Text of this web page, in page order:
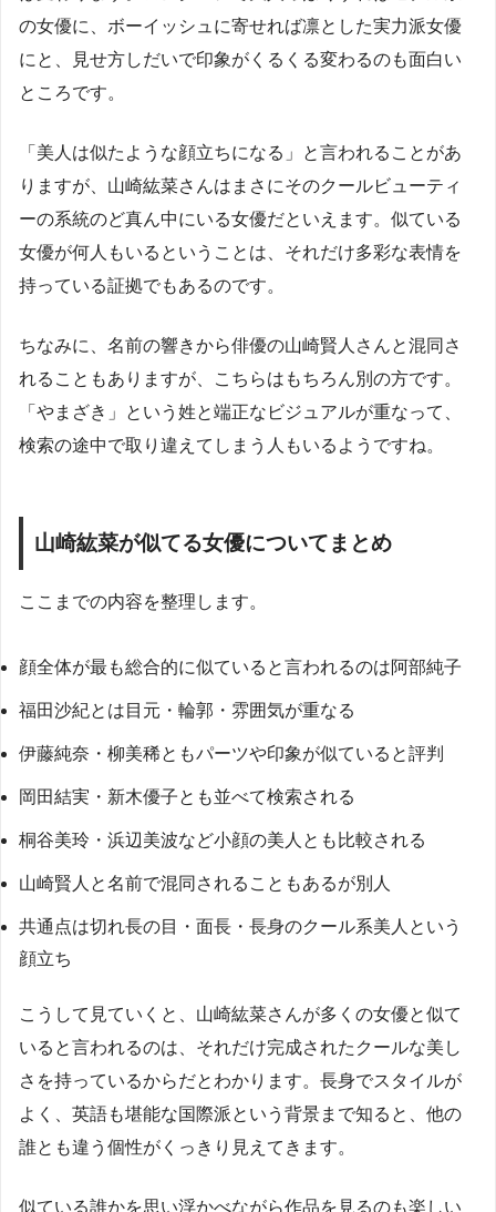
の女優に、ボーイッシュに寄せれば凛とした実力派女優
にと、見せ方しだいで印象がくるくる変わるのも面白い
ところです。
「美人は似たような顔立ちになる」と言われることがあ
りますが、山崎紘菜さんはまさにそのクールビューティ
ーの系統のど真ん中にいる女優だといえます。似ている
女優が何人もいるということは、それだけ多彩な表情を
持っている証拠でもあるのです。
ちなみに、名前の響きから俳優の山崎賢人さんと混同さ
れることもありますが、こちらはもちろん別の方です。
「やまざき」という姓と端正なビジュアルが重なって、
検索の途中で取り違えてしまう人もいるようですね。
山崎紘菜が似てる女優についてまとめ
ここまでの内容を整理します。
顔全体が最も総合的に似ていると言われるのは阿部純子
福田沙紀とは目元・輪郭・雰囲気が重なる
伊藤純奈・柳美稀ともパーツや印象が似ていると評判
岡田結実・新木優子とも並べて検索される
桐谷美玲・浜辺美波など小顔の美人とも比較される
山崎賢人と名前で混同されることもあるが別人
共通点は切れ長の目・面長・長身のクール系美人という
顔立ち
こうして見ていくと、山崎紘菜さんが多くの女優と似て
いると言われるのは、それだけ完成されたクールな美し
さを持っているからだとわかります。長身でスタイルが
よく、英語も堪能な国際派という背景まで知ると、他の
誰とも違う個性がくっきり見えてきます。
似ている誰かを思い浮かべながら作品を見るのも楽しい